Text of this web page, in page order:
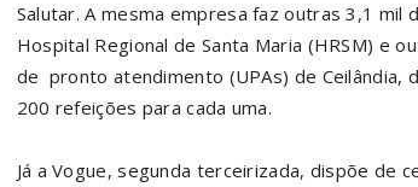
Salutar. A mesma empresa faz outras 3,1
Hospital Regional de Santa Maria (HRSM) e
de pronto atendimento (UPAs) de Ceilândia,
200 refeições para cada uma.
Já a Vogue, segunda terceirizada, dispõe de